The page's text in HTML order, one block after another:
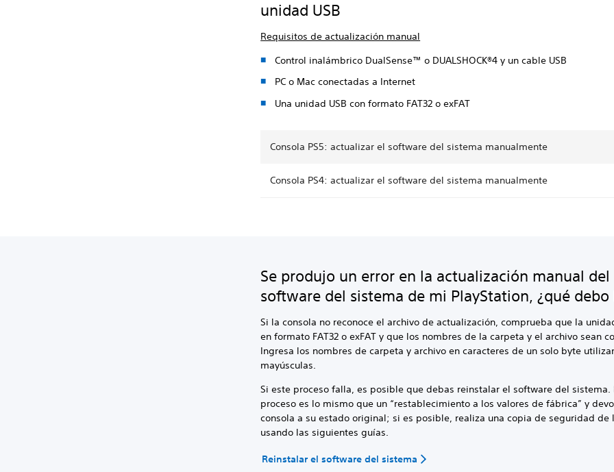
unidad USB
Requisitos de actualización manual
Control inalámbrico DualSense™ o DUALSHOCK®4 y un cable USB
PC o Mac conectadas a Internet
Una unidad USB con formato FAT32 o exFAT
Consola PS5: actualizar el software del sistema manualmente
Consola PS4: actualizar el software del sistema manualmente
Se produjo un error en la actualización manual del
software del sistema de mi PlayStation, ¿qué debo
Si la consola no reconoce el archivo de actualización, comprueba que la
en formato FAT32 o exFAT y que los nombres de la carpeta y el archivo sean
Ingresa los nombres de carpeta y archivo en caracteres de un solo byte
mayúsculas.
Si este proceso falla, es posible que debas reinstalar el software del sistema.
proceso es lo mismo que un “restablecimiento a los valores de fábrica” y
consola a su estado original; si es posible, realiza una copia de seguridad de
usando las siguientes guías.
Reinstalar el software del sistema